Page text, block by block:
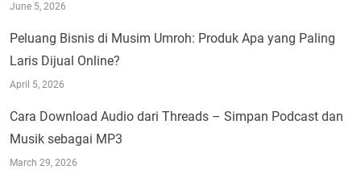
June 5, 2026
Peluang Bisnis di Musim Umroh: Produk Apa yang Paling
Laris Dijual Online?
April 5, 2026
Cara Download Audio dari Threads – Simpan Podcast dan
Musik sebagai MP3
March 29, 2026